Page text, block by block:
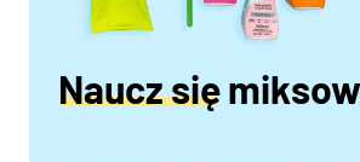
Naucz się